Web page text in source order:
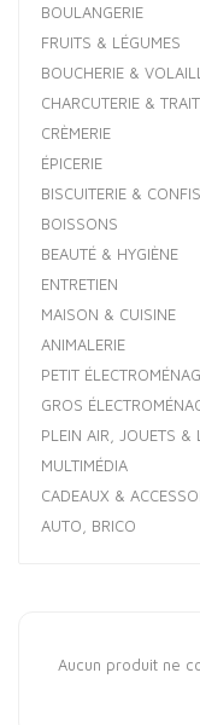
BOULANGERIE
FRUITS & LÉGUMES
BOUCHERIE &
CHARCUTERIE &
CRÈMERIE
ÉPICERIE
BISCUITERIE &
BOISSONS
BEAUTÉ & HYGIÈNE
ENTRETIEN
MAISON & CUISINE
ANIMALERIE
PETIT
GROS
PLEIN AIR, JOUETS &
MULTIMÉDIA
CADEAUX &
AUTO, BRICO
Aucun produit ne